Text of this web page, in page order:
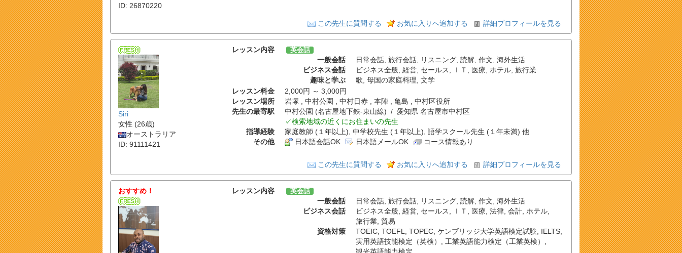
ID: 26870220
この先生に質問する お気に入りへ追加する 詳細プロフィールを見る
Siri
女性 (26歳)
オーストラリア
ID: 91111421
レッスン内容 英会話
一般会話 日常会話, 旅行会話, リスニング, 読解, 作文 海外生活
ビジネス会話
ビジネス全般, 経営, セールス ＩＴ 医療 ホテル, 旅行業
趣味と学ぶ
歌 母国の家庭料理 文学
レッスン料金
2,000円 ～ 3,000円
レッスン場所
岩塚 , 中村公園 , 中村日赤 , 本陣 , 亀島 , 中村区役所
先生の最寄駅
中村公園 (名古屋地下鉄-東山線) / 愛知県 名古屋市中村区
✓検索地域の近くにお住まいの先生
指導経験
家庭教師 (１年以上), 中学校先生 (１年以上), 語学スクール先生 (１年未満) 他
その他
日本語会話OK 日本語メールOK コース情報あり
この先生に質問する お気に入りへ追加する 詳細プロフィールを見る
おすすめ！ レッスン内容 英会話
一般会話 日常会話, 旅行会話, リスニング, 読解, 作文 海外生活
ビジネス会話
ビジネス全般, 経営, セールス ＩＴ 医療 法律, 会計, ホテル,
旅行業, 貿易
資格対策
TOEIC, TOEFL TOPEC, ケンブリッジ大学英語検定試験, IELTS,
実用英語技能検定（英検）
工業英語能力検定（工業英検）
観光英語能力検定